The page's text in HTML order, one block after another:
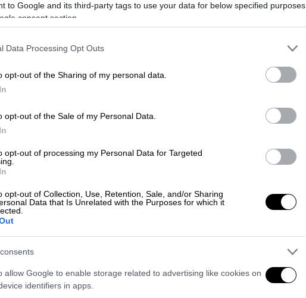
to Google and its third-party tags to use your data for below specified purposes
consent section.
Data Processing Opt Outs
opt-out of the Sharing of my personal data.
opt-out of the Sale of my Personal Data.
opt-out of processing my Personal Data for Targeted
opt-out of Collection, Use, Retention, Sale, and/or Sharing
Data that Is Unrelated with the Purposes for which it
allow Google to enable storage related to advertising like cookies on
identifiers in apps.
του Λεβαδειακού επί του ΟΦΗ με
και για τον Άρη
διάστημα της αναμέτρησης και
στις καθυστερήσεις του πρώτου
ισοπαλία (1-1) του ΠΑΟΚ με την ΑΕΚ
ανέβηκε στο +2 από τους
το φινάλε. Την τελευταία αγωνιστική ο
Νέα Φιλαδέλφεια, ενώ ο ΠΑΟΚ παίζει με